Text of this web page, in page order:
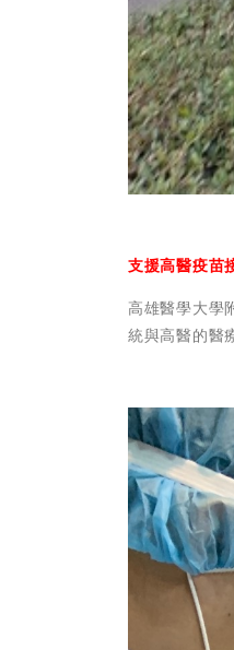
支援高醫疫苗
高雄醫學大學
統與高醫的醫